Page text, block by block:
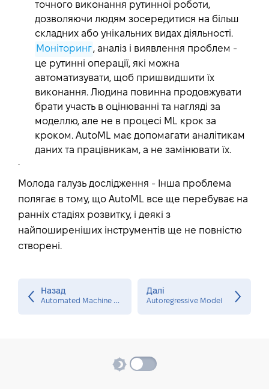
точного виконання рутинної роботи,
дозволяючи людям зосередитися на більш
складних або унікальних видах діяльності.
Моніторинг, аналіз і виявлення проблем -
це рутинні операції, які можна
автоматизувати, щоб пришвидшити їх
виконання. Людина повинна продовжувати
брати участь в оцінюванні та нагляді за
моделлю, але не в процесі ML крок за
кроком. AutoML має допомагати аналітикам
даних та працівникам, а не замінювати їх.
.
Молода галузь дослідження - Інша проблема
полягає в тому, що AutoML все ще перебуває на
ранніх стадіях розвитку, і деякі з
найпоширеніших інструментів ще не повністю
створені.
Назад
A
utomated Machine Learning
Далі
Autoregressive Model